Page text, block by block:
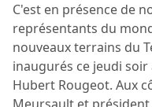
C'est en présence de
représentants du
nouveaux terrains du
inaugurés ce jeudi
Hubert Rougeot. Aux